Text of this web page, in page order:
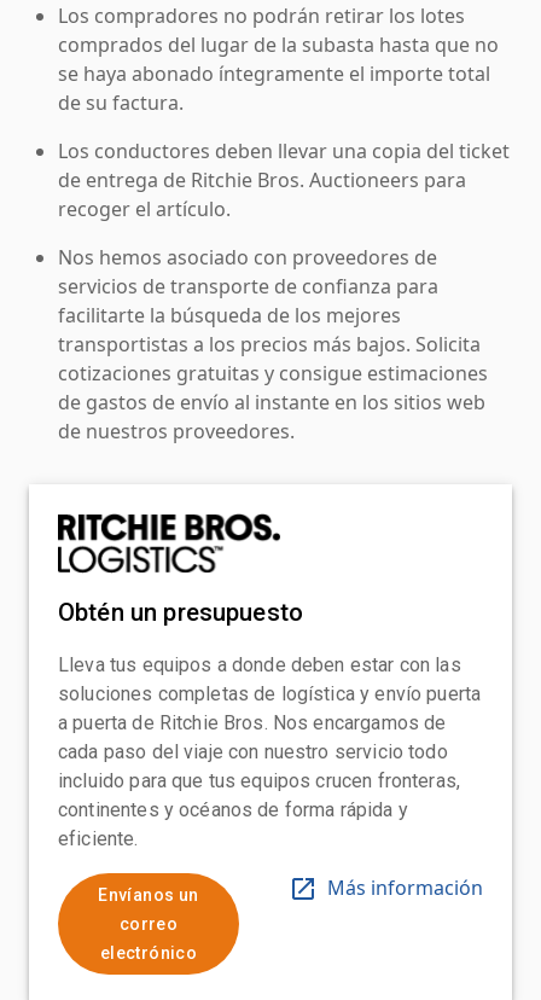
Los compradores no podrán retirar los lotes
comprados del lugar de la subasta hasta que no
se haya abonado íntegramente el importe total
de su factura.
Los conductores deben llevar una copia del ticket
de entrega de Ritchie Bros. Auctioneers para
recoger el artículo.
Nos hemos asociado con proveedores de
servicios de transporte de confianza para
facilitarte la búsqueda de los mejores
transportistas a los precios más bajos. Solicita
cotizaciones gratuitas y consigue estimaciones
de gastos de envío al instante en los sitios web
de nuestros proveedores.
Obtén un presupuesto
Lleva tus equipos a donde deben estar con las
soluciones completas de logística y envío puerta
a puerta de Ritchie Bros. Nos encargamos de
cada paso del viaje con nuestro servicio todo
incluido para que tus equipos crucen fronteras,
continentes y océanos de forma rápida y
eficiente.
Envíanos un
correo
electrónico
Más información